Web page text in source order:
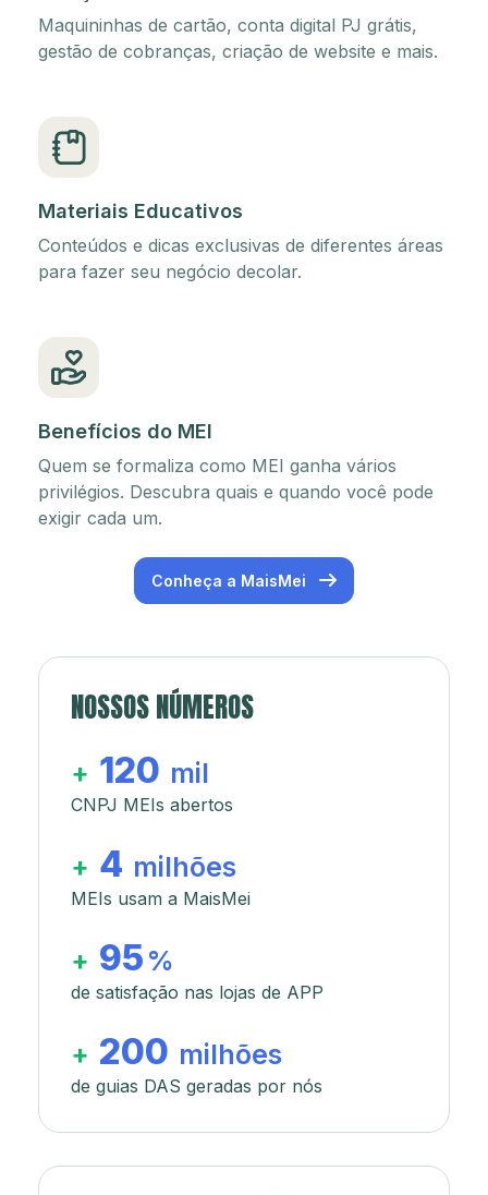
Maquininhas de cartão, conta digital PJ grátis,
gestão de cobranças, criação de website e mais.
Materiais Educativos
Conteúdos e dicas exclusivas de diferentes áreas
para fazer seu negócio decolar.
Benefícios do MEI
Quem se formaliza como MEI ganha vários
privilégios. Descubra quais e quando você pode
exigir cada um.
Conheça a MaisMei
NOSSOS NÚMEROS
+ 120 mil
CNPJ MEIs abertos
+ 4 milhões
MEIs usam a MaisMei
+ 95 %
de satisfação nas lojas de APP
+ 200 milhões
de guias DAS geradas por nós